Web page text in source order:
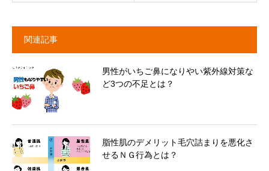
関連記事
男性がいちご鼻になりやい紫外線対策な
ど3つの不足とは？
脂性肌のデメリット毛穴詰まりを悪化さ
せるＮＧ行為とは？